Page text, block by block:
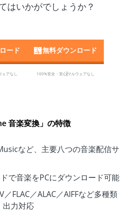
はいかがでしょうか？
ード
ェアなし
無料ダウンロード
100%安全・安心マルウェアなし
音楽変換」の特徴
など、主要八つの音楽配信サ
で音楽をPCにダウンロード可能
／FLAC／ALAC／AIFFなど多種類
出力対応